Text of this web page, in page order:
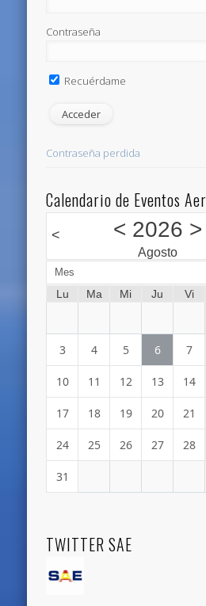
Contraseña
Recuérdame
Contraseña perdida
Calendario de Eventos
< < 2026 >
Agosto
Mes
Lu Ma Mi Ju Vi
3 4 5 6 7
10 11 12 13 14
17 18 19 20 21
24 25 26 27 28
31
TWITTER SAE